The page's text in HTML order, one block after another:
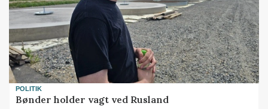
POLITIK
Bønder holder vagt ved Rusland